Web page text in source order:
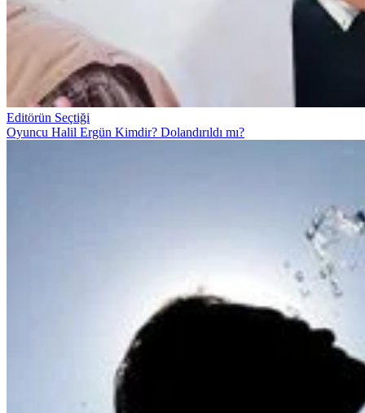
Editörün Seçtiği
Oyuncu Halil Ergün Kimdir? Dolandırıldı mı?